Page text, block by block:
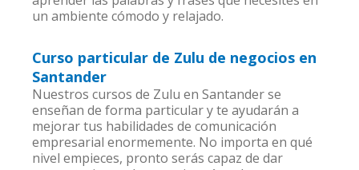
un ambiente cómodo y relajado.
Curso particular de Zulu de negocios en
Santander
Nuestros cursos de Zulu en Santander se
enseñan de forma particular y te ayudarán a
mejorar tus habilidades de comunicación
empresarial enormemente. No importa en qué
nivel empieces, pronto serás capaz de dar